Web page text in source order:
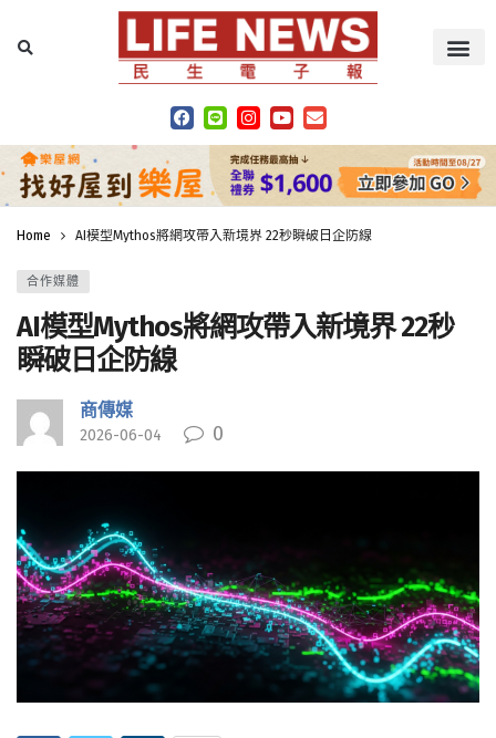
Home AI模型Mythos將網攻帶入新境界 22秒瞬破日企防線
合作媒體
AI模型Mythos將網攻帶入新境界 22秒
瞬破日企防線
商傳媒
2026-06-04 0